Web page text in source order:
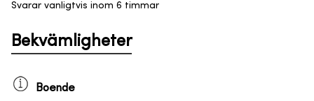
Svarar vanligtvis inom 6 timmar
Bekvämligheter
Boende